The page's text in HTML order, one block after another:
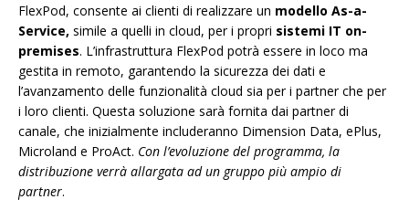
FlexPod, consente ai clienti di realizzare un modello As-a-
Service, simile a quelli in cloud, per i propri sistemi IT on-
premises. L’infrastruttura FlexPod potrà essere in loco ma
gestita in remoto, garantendo la sicurezza dei dati e
l’avanzamento delle funzionalità cloud sia per i partner che per
i loro clienti. Questa soluzione sarà fornita dai partner di
canale, che inizialmente includeranno Dimension Data, ePlus,
Microland e ProAct. Con l’evoluzione del programma, la
distribuzione verrà allargata ad un gruppo più ampio di
partner.